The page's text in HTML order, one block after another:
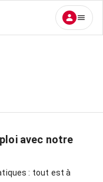
avec notre
: tout est à